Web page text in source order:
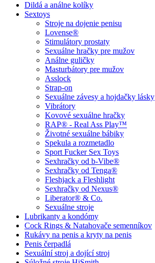
Dildá a análne kolíky
Sextoys
Stroje na dojenie penisu
Lovense®
Stimulátory prostaty
Sexuálne hračky pre mužov
Análne guličky
Masturbátory pre mužov
Asslock
Strap-on
Sexuálne závesy a hojdačky lásky
Vibrátory
Kovové sexuálne hračky
RAP® - Real Ass Play™
Životné sexuálne bábiky
Spekula a rozmetadlo
Sport Fucker Sex Toys
Sexhračky od b-Vibe®
Sexhračky od Tenga®
Fleshjack a Fleshlight
Sexhračky od Nexus®
Liberator® & Co.
Sexuálne stroje
Lubrikanty a kondómy
Cock Rings & Natahovače semenníkov
Rukávy na penis a kryty na penis
Penis čerpadlá
Sexuální stroj a dojící stroj